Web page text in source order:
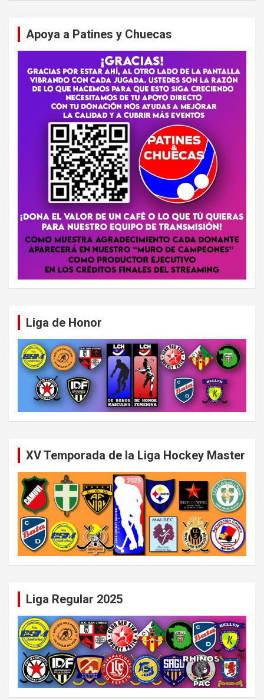
Apoya a Patines y Chuecas
Liga de Honor
XV Temporada de la Liga Hockey Master
Liga Regular 2025